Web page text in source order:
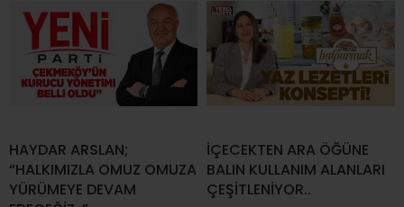
HAYDAR ARSLAN;
“HALKIMIZLA OMUZ OMUZA
YÜRÜMEYE DEVAM
İÇECEKTEN ARA ÖĞÜNE
BALIN KULLANIM ALANLARI
ÇEŞİTLENİYOR..